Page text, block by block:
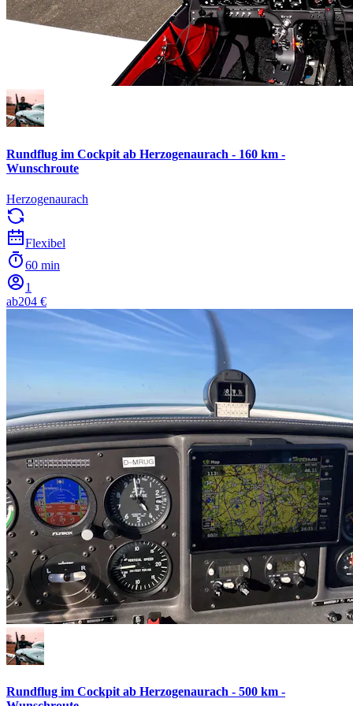
Rundflug im Cockpit ab Herzogenaurach - 160 km -
Wunschroute
Herzogenaurach
Flexibel
60 min
1
ab204 €
Rundflug im Cockpit ab Herzogenaurach - 500 km -